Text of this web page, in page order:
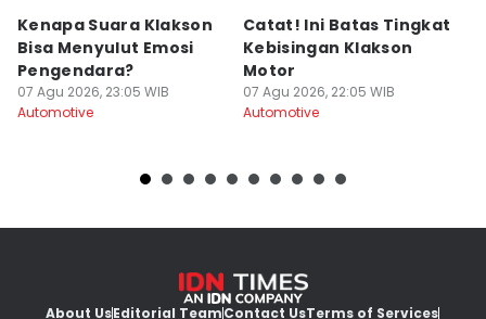
Kenapa Suara Klakson
Bisa Menyulut Emosi
Pengendara?
07 Agu 2026, 23:05 WIB
Automotive
Catat! Ini Batas Tingkat
Kebisingan Klakson
Motor
07 Agu 2026, 22:05 WIB
Automotive
About UsEditorial TeamContact UsTerms of Services